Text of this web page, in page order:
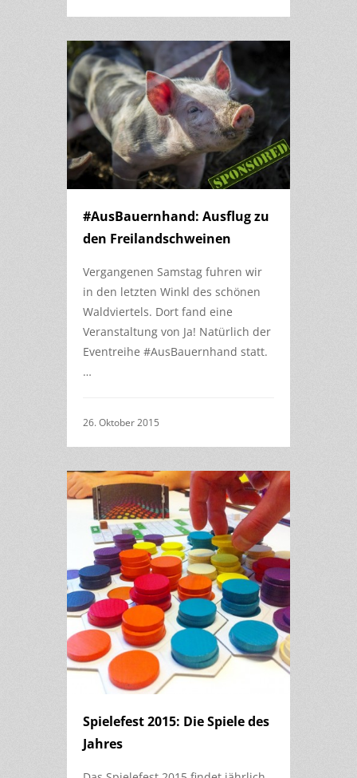
#AusBauernhand: Ausflug zu
den Freilandschweinen
Vergangenen Samstag fuhren wir
in den letzten Winkl des schönen
Waldviertels. Dort fand eine
Veranstaltung von Ja! Natürlich der
Eventreihe #AusBauernhand statt.
…
26. Oktober 2015
Spielefest 2015: Die Spiele des
Jahres